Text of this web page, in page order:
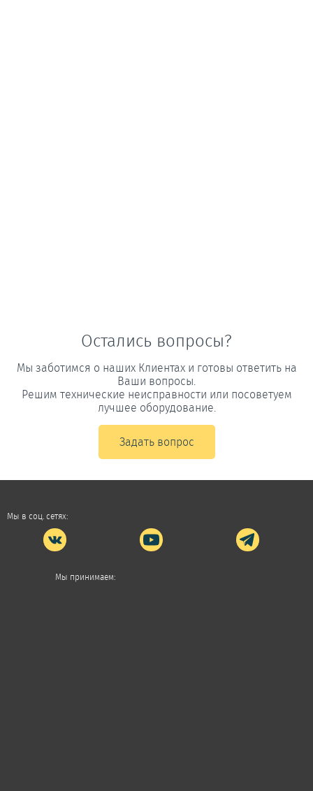
Остались вопросы?
Мы заботимся о наших Клиентах и готовы ответить на
Ваши вопросы.
Решим технические неисправности или посоветуем
лучшее оборудование.
Задать вопрос
Мы в соц. сетях:
Мы принимаем: